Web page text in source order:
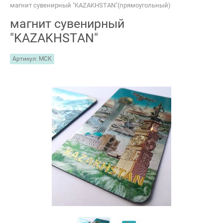
магнит сувенирный "KAZAKHSTAN"(прямоугольный)
магнит сувенирный
"KAZAKHSTAN"
Артикул: МСК